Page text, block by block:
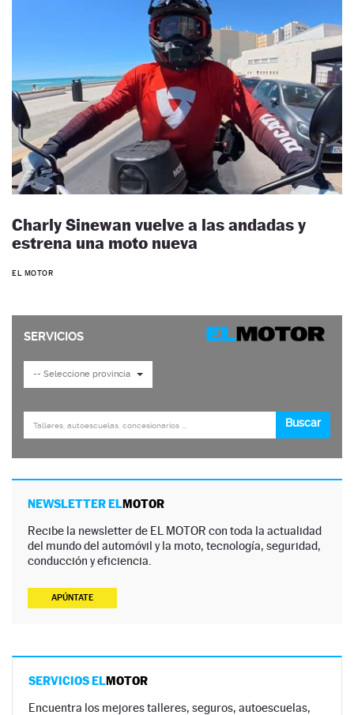
Charly Sinewan vuelve a las andadas y
estrena una moto nueva
EL MOTOR
NEWSLETTER ELMOTOR
Recibe la newsletter de EL MOTOR con toda la actualidad
del mundo del automóvil y la moto, tecnología, seguridad,
conducción y eficiencia.
APÚNTATE
SERVICIOS ELMOTOR
Encuentra los mejores talleres, seguros, autoescuelas,